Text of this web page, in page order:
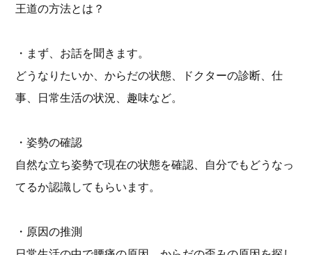
王道の方法とは？
・まず、お話を聞きます。
どうなりたいか、からだの状態、ドクターの診断、仕
事、日常生活の状況、趣味など。
・姿勢の確認
自然な立ち姿勢で現在の状態を確認、自分でもどうなっ
てるか認識してもらいます。
・原因の推測